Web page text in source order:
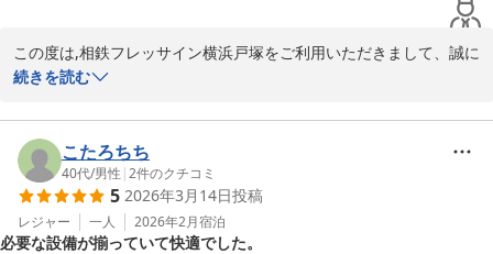
この度は,相鉄フレッサイン横浜戸塚をご利用いただきまして、誠に
ありがとうございます。
お客様が当館の様々なサービスをご活用されることは、スタッフ一
同にとっても嬉しい気持ちでいっぱいになります。
機会がございましたら、またのご利用をお待ち申し上げておりま
す。
続きを読む
こたろちち
40代/男性 |2件のクチコミ
5 2026年3月14日投稿
レジャー 一人 2026年2月宿泊
必要な設備が揃っていて快適でした。